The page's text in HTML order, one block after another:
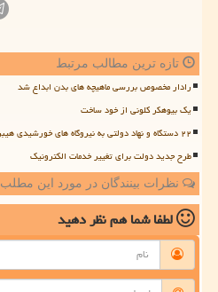
تازه ترین مطالب مرتبط
رادار مخصوص بررسی ماهیچه های بدن ابداع شد
یک بیوهکر کلونی از خود ساخت
۲۲ دستگاه و نهاد دولتی به نیروگاه های خورشیدی هیبریدی مجهز شد
طرح جدید دولت برای تغییر خدمات الکترونیک
نظرات بینندگان در مورد این مطلب
لطفا شما همنظر دهید